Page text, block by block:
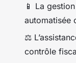
📱 La
automatisée
⚖️
contrôle